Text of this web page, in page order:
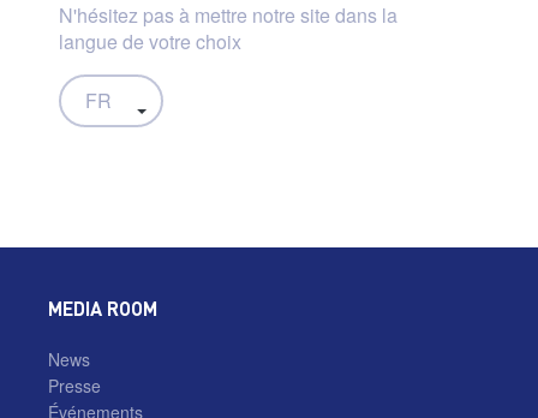
N'hésitez pas à mettre notre site dans la
langue de votre choix
MEDIA ROOM
News
Presse
Événements